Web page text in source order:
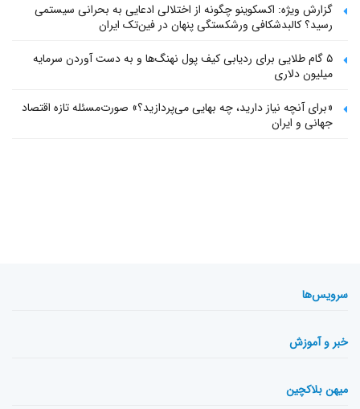
گزارش ویژه: اکسکوینو چگونه از اختلالی ادعایی به بحرانی سیستمی
رسید؟ کالبدشکافی ورشکستگی پنهان در فین‌تک ایران
۵ گام طلایی برای ردیابی کیف پول‌ نهنگ‌ها و به دست آوردن سرمایه
میلیون دلاری
«برای آنچه نیاز دارید، چه بهایی می‌پردازید؟» صورت‌مسئله تازه اقتصاد
جهانی و ایران
سرویس‌ها
خبر و آموزش
میهن بلاکچین